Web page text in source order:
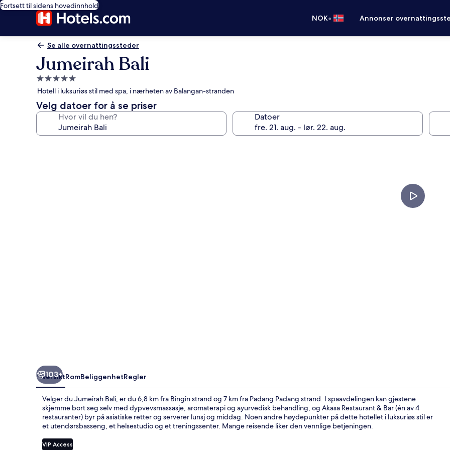
Fortsett til sidens hovedinnhold
NOK• Annonser
Se alle overnattingssteder
Jumeirah Bali
Overnattingssted
med
5.0
stjerner
Hotell i luksuriøs stil med spa, i nærheten av Balangan-stranden
Velg datoer for å se priser
Hvor vil du hen? Datoer
103+
OversiktRomBeliggenhetRegler
Velger du Jumeirah Bali, er du 6,8 km fra Bingin strand og 7 km fra Padang Padang strand. I spaavdelingen kan gjestene
skjemme bort seg selv med dypvevsmassasje, aromaterapi og ayurvedisk behandling, og Akasa Restaurant & Bar (én av 4
restauranter) byr på asiatiske retter og serverer lunsj og middag. Noen andre høydepunkter på dette hotellet i luksuriøs stil er
et utendørsbasseng, et helsestudio og et treningssenter. Mange reisende liker den vennlige betjeningen.
VIP Access